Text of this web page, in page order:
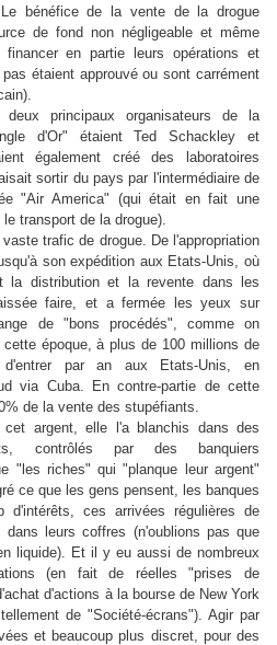
bénéfice de la vente de la drogue
de fond non négligeable et même
en partie leurs opérations et
étaient approuvé ou sont carrément
principaux organisateurs de la
d'Or" étaient Ted Schackley et
également créé des laboratoires
sortir du pays par l'intermédiaire de
"Air America" (qui était en fait une
transport de la drogue).
trafic de drogue. De l'appropriation
son expédition aux Etats-Unis, où
la distribution et la revente dans les
faire, et a fermée les yeux sur
de "bons procédés", comme on
époque, à plus de 100 millions de
par an aux Etats-Unis, en
via Cuba. En contre-partie de cette
de la vente des stupéfiants.
argent, elle l'a blanchis dans des
contrôlés par des banquiers
"les riches" qui "planque leur argent"
ce que les gens pensent, l es banques
d'intérêts, ces arrivées régulières de
leurs coffres (n'oublions pas que
liquide). Et il y eu aussi de nombreux
(en fait de réelles "prises de
d'actions à la bourse de New York
de "Société-écrans"). Agir par
et beaucoup plus discret, pour des